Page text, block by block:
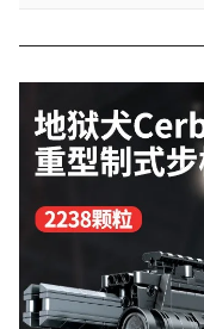
000 рублей).
Скидка за отзыв
на нашем сайте
Оставьте отзыв
нашем сайте и
текстовый отзыв